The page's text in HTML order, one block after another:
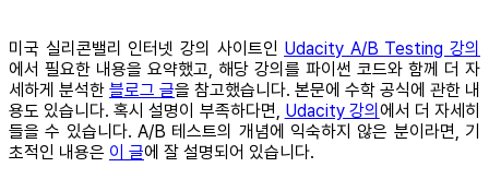
미국 실리콘밸리 인터넷 강의 사이트인 Udacity A/B Testing 강의
에서 필요한 내용을 요약했고, 해당 강의를 파이썬 코드와 함께 더 자
세하게 분석한 블로그 글을 참고했습니다. 본문에 수학 공식에 관한 내
용도 있습니다. 혹시 설명이 부족하다면, Udacity 강의 에서 더 자세히
들을 수 있습니다. A/B 테스트의 개념에 익숙하지 않은 분이라면, 기
초적인 내용은 이 글에 잘 설명되어 있습니다.